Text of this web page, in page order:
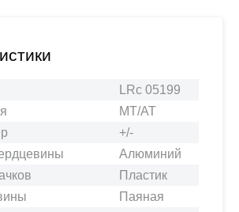
LRc 05199
MT/AT
+/-
Алюминий
Пластик
Паяная